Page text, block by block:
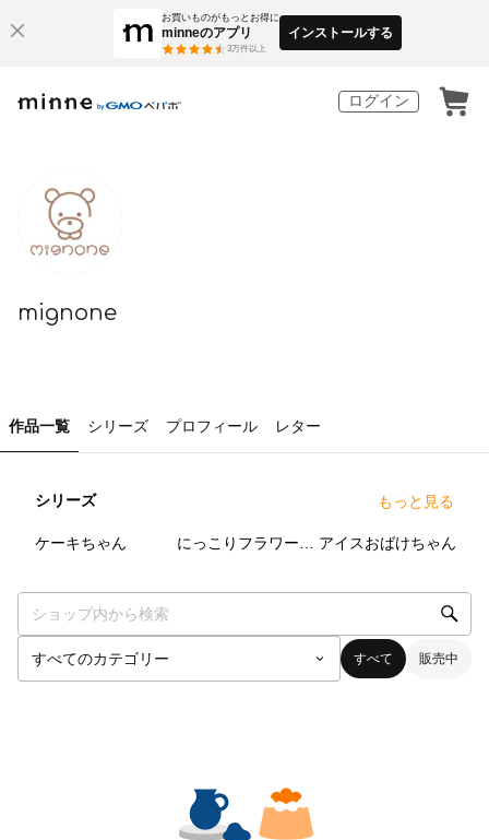
お買いものがもっとお得に
minneのアプリ
3万件以上
インストールする
ログイン
mignone
作品一覧 シリーズ プロフィール レター
シリーズ もっと見る
ケーキちゃん アイスおばけちゃん
すべて 販売中